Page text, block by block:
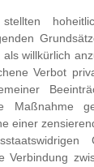
willkürlich
Verbot
Maßnahme
einer
Verbindung